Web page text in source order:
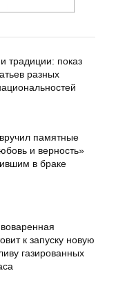
традиции: показ
разных
памятные
и верность»
в браке
к запуску новую
газированных